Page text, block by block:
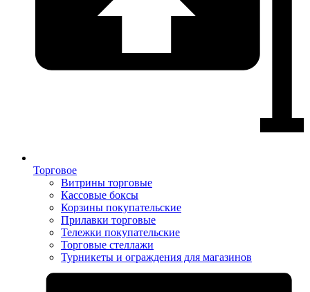
Торговое
Витрины торговые
Кассовые боксы
Корзины покупательские
Прилавки торговые
Тележки покупательские
Торговые стеллажи
Турникеты и ограждения для магазинов